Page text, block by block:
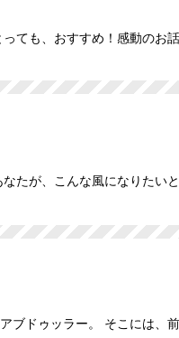
ても、おすすめ！感動の
たが、こんな風になりた
ブドゥッラー。 そこには